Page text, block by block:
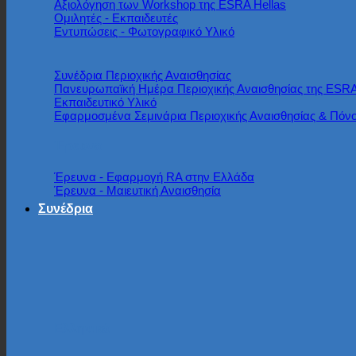
Αξιολόγηση των Workshop της ESRA Hellas
Ομιλητές - Εκπαιδευτές
Εντυπώσεις - Φωτογραφικό Υλικό
Συνέδρια Περιοχικής Αναισθησίας
Πανευρωπαϊκή Ημέρα Περιοχικής Αναισθησίας της
Εκπαιδευτικό Υλικό
Εφαρμοσμένα Σεμινάρια Περιοχικής Αναισθησίας &
Έρευνα - Εφαρμογή RA στην Ελλάδα
Έρευνα - Μαιευτική Αναισθησία
Συνέδρια